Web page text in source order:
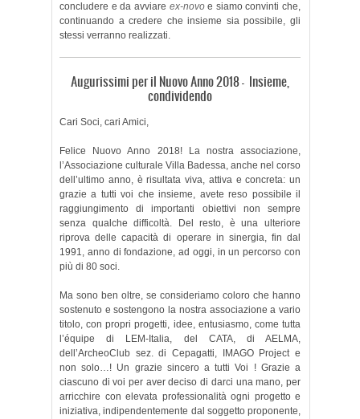
concludere e da avviare ex-novoe siamo convinti che,
continuando a credere che insieme sia possibile, gli
stessi verranno realizzati.
Augurissimi per il Nuovo Anno 2018 – Insieme,
condividendo
Cari Soci, cari Amici,
Felice Nuovo Anno 2018! La nostra associazione,
l’Associazione culturale Villa Badessa, anche nel corso
dell’ultimo anno, è risultata viva, attiva e concreta: un
grazie a tutti voi che insieme, avete reso possibile il
raggiungimento di importanti obiettivi non sempre
senza qualche difficoltà. Del resto, è una ulteriore
riprova delle capacità di operare in sinergia, fin dal
1991, anno di fondazione, ad oggi, in un percorso con
più di 80 soci.
Ma sono ben oltre, se consideriamo coloro che hanno
sostenuto e sostengono la nostra associazione a vario
titolo, con propri progetti, idee, entusiasmo, come tutta
l’équipe di LEM-Italia, del CATA, di AELMA,
dell’ArcheoClub sez. di Cepagatti, IMAGO Project e
non solo…! Un grazie sincero a tutti Voi ! Grazie a
ciascuno di voi per aver deciso di darci una mano, per
arricchire con elevata professionalità ogni progetto e
iniziativa, indipendentemente dal soggetto proponente,